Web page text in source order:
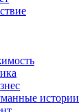
истории